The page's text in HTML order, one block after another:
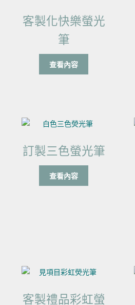
客製化快樂螢光
筆
查看內容
訂製三色螢光筆
查看內容
客製禮品彩虹螢